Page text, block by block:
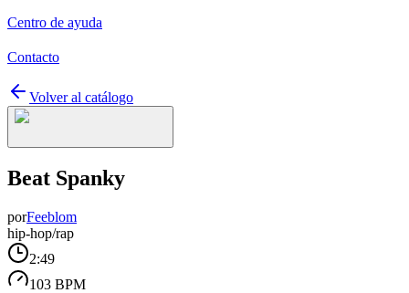
Centro de ayuda
Contacto
Volver al catálogo
Beat Spanky
porFeeblom
hip-hop/rap
2:49
103 BPM